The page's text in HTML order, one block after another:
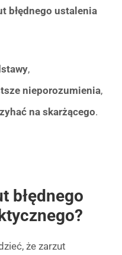
błędnego ustalenia
,
nieporozumienia,
na skarżącego.
błędnego
że zarzut